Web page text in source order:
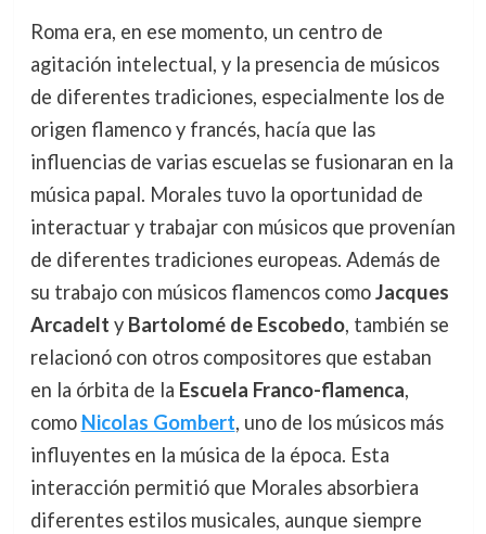
Roma era, en ese momento, un centro de
agitación intelectual, y la presencia de músicos
de diferentes tradiciones, especialmente los de
origen flamenco y francés, hacía que las
influencias de varias escuelas se fusionaran en la
música papal. Morales tuvo la oportunidad de
interactuar y trabajar con músicos que provenían
de diferentes tradiciones europeas. Además de
su trabajo con músicos flamencos comoJacques
Arcadelt y Bartolomé de Escobedo, también se
relacionó con otros compositores que estaban
en la órbita de la Escuela Franco-flamenca,
como Nicolas Gombert, uno de los músicos más
influyentes en la música de la época. Esta
interacción permitió que Morales absorbiera
diferentes estilos musicales, aunque siempre